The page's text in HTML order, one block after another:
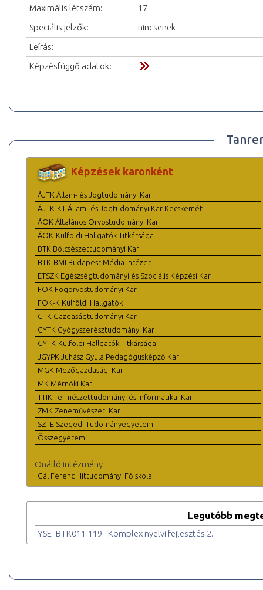
Maximális létszám:
17
Speciális jelzők:
nincsenek
Leírás:
Képzésfüggő adatok:
Képzések karonként
ÁJTK Állam- és Jogtudományi Kar
ÁJTK-KT Állam- és Jogtudományi Kar Kecskemét
ÁOK Általános Orvostudományi Kar
ÁOK-Külföldi Hallgatók Titkársága
BTK Bölcsészettudományi Kar
BTK-BMI Budapest Média Intézet
ETSZK Egészségtudományi és Szociális Képzési Kar
FOK Fogorvostudományi Kar
FOK-K Külföldi Hallgatók
GTK Gazdaságtudományi Kar
GYTK Gyógyszerésztudományi Kar
GYTK-Külföldi Hallgatók Titkársága
JGYPK Juhász Gyula Pedagógusképző Kar
MGK Mezőgazdasági Kar
MK Mérnöki Kar
TTIK Természettudományi és Informatikai Kar
ZMK Zeneművészeti Kar
SZTE Szegedi Tudományegyetem
Összegyetemi
Önálló intézmény
Gál Ferenc Hittudományi Főiskola
Legutóbb
YSE_BTK011-119 - Komplex nyelvi fejlesztés 2.